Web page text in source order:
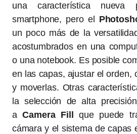
una característica nueva
smartphone, pero el
un poco más de la
acostumbrados en una
o una notebook. Es posible
en las capas, ajustar el orden,
y moverlas. Otras
la selección de alta
aCamera Fill
que puede
cámara y el sistema de capas